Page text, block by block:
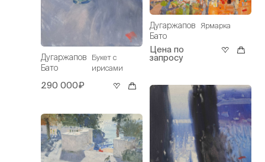
Дугаржапов
Бато
Букет с
ирисами
290 000₽
Дугаржапов
Бато
Ярмарка
Цена по
запросу